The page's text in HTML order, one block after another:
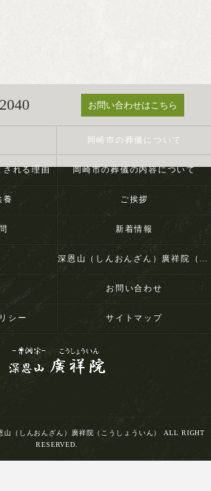
お問い合わせはこちら
岡崎市の葬儀について
される理由 岡崎市の葬儀の内容について
養 ご挨拶
新着情報
深恩山（しんおんざん）廣祥院（こうしょういん）
お問い合わせ
シー サイトマップ
（しんおんざん）廣祥院（こうしょういん） ALL RIGHT
RESERVED.